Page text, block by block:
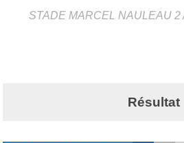
STADE MARCEL NAULEAU 2
Résultat